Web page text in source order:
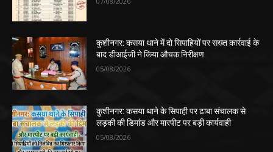
कुशीनगर: कसया थाने में दो सिपाहियों पर सख्त कार्रवाई के
बाद डीआईजी ने किया औचक निरीक्षण
05/08/2026
कुशीनगर: कसया थाने के सिपाही पर ढाबा संचालक से
लड़की की डिमांड और मारपीट पर बड़ी कार्यवाही
05/08/2026